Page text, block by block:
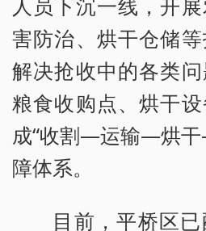
人员下沉一线，开
害防治、烘干仓储
解决抢收中的各类
粮食收购点、烘干
成“收割—运输—烘
障体系。
目前，平桥区